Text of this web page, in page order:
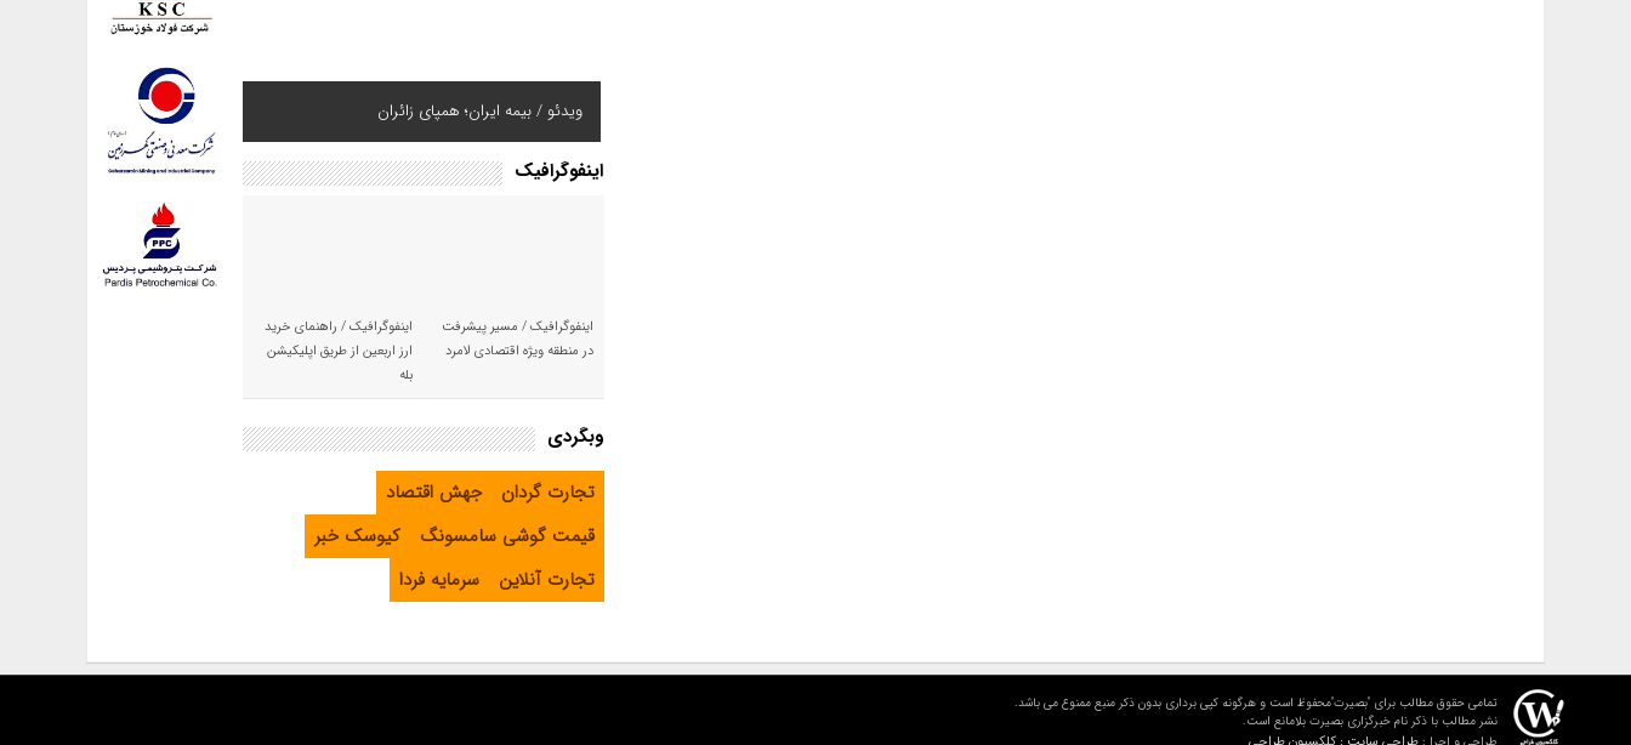
ویدئو / بیمه ایران؛ همپای زائران
اینفوگرافیک
اینفوگرافیک / مسیر پیشرفت
در منطقه ویژه اقتصادی لامرد
اینفوگرافیک / راهنمای خرید
ارز اربعین از طریق اپلیکیشن
بله
وبگردی
تجارت گردان
جهش اقتصاد
قیمت گوشی سامسونگ
کیوسک خبر
تجارت آنلاین
سرمایه فردا
تمامی حقوق مطالب برای "بصیرت"محفوظ است و هرگونه کپی برداری بدون ذکر منبع ممنوع می باشد.
نشر مطالب با ذکر نام خبرگزاری بصیرت بلامانع است.